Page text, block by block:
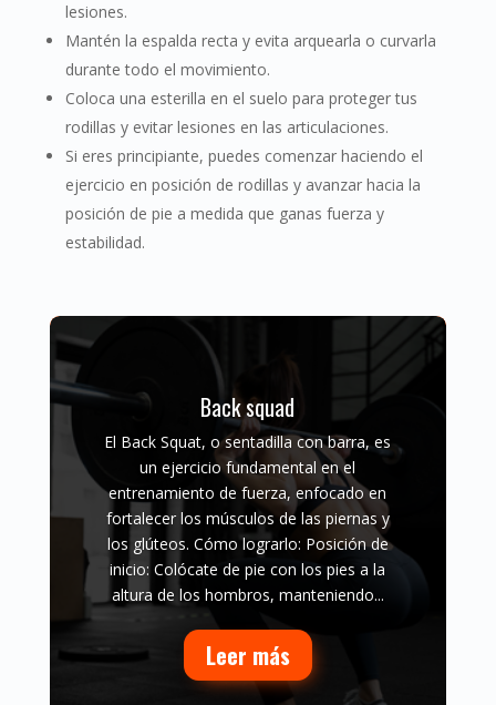
lesiones.
Mantén la espalda recta y evita arquearla o curvarla
durante todo el movimiento.
Coloca una esterilla en el suelo para proteger tus
rodillas y evitar lesiones en las articulaciones.
Si eres principiante, puedes comenzar haciendo el
ejercicio en posición de rodillas y avanzar hacia la
posición de pie a medida que ganas fuerza y
estabilidad.
Back squad
El Back Squat, o sentadilla con barra, es
un ejercicio fundamental en el
entrenamiento de fuerza, enfocado en
fortalecer los músculos de las piernas y
los glúteos. Cómo lograrlo: Posición de
inicio: Colócate de pie con los pies a la
altura de los hombros, manteniendo...
Leer más